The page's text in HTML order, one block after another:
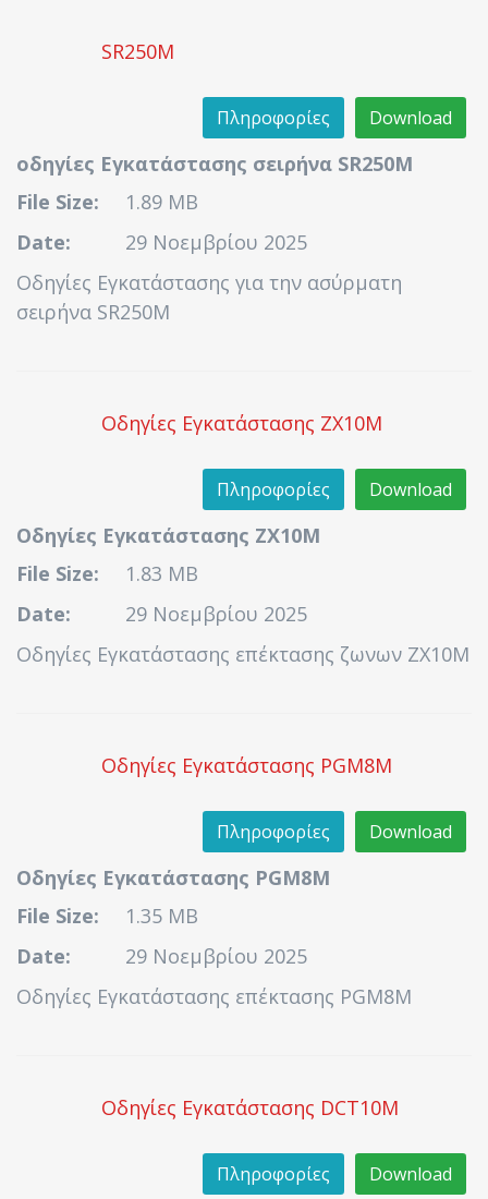
SR250M
Download
Πληροφορίες
οδηγίες Εγκατάστασης σειρήνα SR250M
File Size:
1.89 MB
Date:
29 Νοεμβρίου 2025
Οδηγίες Εγκατάστασης για την ασύρματη
σειρήνα SR250M
Οδηγίες Εγκατάστασης ZX10M
Download
Πληροφορίες
Οδηγίες Εγκατάστασης ZX10M
File Size:
1.83 MB
Date:
29 Νοεμβρίου 2025
Οδηγίες Εγκατάστασης επέκτασης ζωνων ZX10M
Οδηγίες Εγκατάστασης PGM8M
Download
Πληροφορίες
Οδηγίες Εγκατάστασης PGM8M
File Size:
1.35 MB
Date:
29 Νοεμβρίου 2025
Οδηγίες Εγκατάστασης επέκτασης PGM8M
Οδηγίες Εγκατάστασης DCT10M
Download
Πληροφορίες